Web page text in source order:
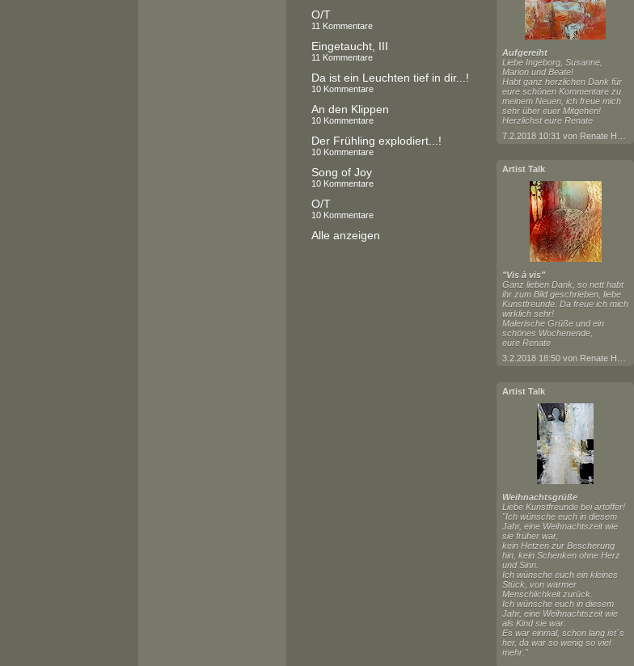
O/T
11 Kommentare
Eingetaucht, III
11 Kommentare
Da ist ein Leuchten tief in dir...!
10 Kommentare
An den Klippen
10 Kommentare
Der Frühling explodiert...!
10 Kommentare
Song of Joy
10 Kommentare
O/T
10 Kommentare
Alle anzeigen
Aufgereiht
Liebe Ingeborg, Susanne,
Marion und Beate!
Habt ganz herzlichen Dank für
eure schönen Kommentare zu
meinem Neuen, ich freue mich
sehr über euer Mitgehen!
Herzlichst eure Renate
Artist Talk
"Vis à vis"
Ganz lieben Dank, so nett habt
ihr zum Bild geschrieben, liebe
Kunstfreunde. Da freue ich mich
wirklich sehr!
Malerische Grüße und ein
schönes Wochenende,
eure Renate
Artist Talk
Weihnachtsgrüße
Liebe Kunstfreunde bei artoffer!
"Ich wünsche euch in diesem
Jahr, eine Weihnachtszeit wie
sie früher war,
kein Hetzen zur Bescherung
hin, kein Schenken ohne Herz
und Sinn.
Ich wünsche euch ein kleines
Stück, von warmer
Menschlichkeit zurück.
Ich wünsche euch in diesem
Jahr, eine Weihnachtszeit wie
als Kind sie war.
Es war einmal, schon lang ist´s
her, da war so wenig so viel
mehr."